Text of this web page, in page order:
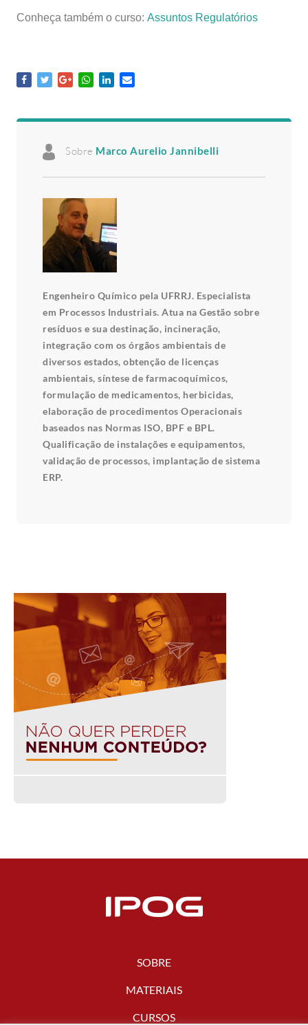
Conheça também o curso: Assuntos Regulatórios
Sobre Marco Aurelio Jannibelli
Engenheiro Químico pela UFRRJ. Especialista
em Processos Industriais. Atua na Gestão sobre
resíduos e sua destinação, incineração,
integração com os órgãos ambientais de
diversos estados, obtenção de licenças
ambientais, síntese de farmacoquímicos,
formulação de medicamentos, herbicidas,
elaboração de procedimentos Operacionais
baseados nas Normas ISO, BPF e BPL.
Qualificação de instalações e equipamentos,
validação de processos, implantação de sistema
ERP.
SOBRE
MATERIAIS
CURSOS